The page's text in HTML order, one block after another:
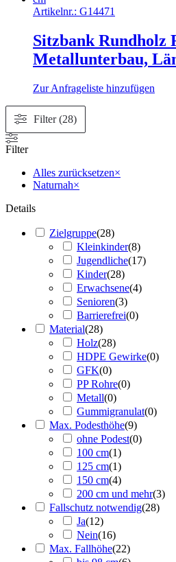
Artikelnr.: G14471
Sitzbank Rundholz
Metallunterbau,
Zur Anfrageliste hinzufügen
Filter (28)
Filter
Alles zurücksetzen×
Naturnah×
Details
Zielgruppe(28)
Kleinkinder(8)
Jugendliche(17)
Kinder(28)
Erwachsene(4)
Senioren(3)
Barrierefrei(0)
Material(28)
Holz(28)
HDPE Gewirke(0)
GFK(0)
PP Rohre(0)
Metall(0)
Gummigranulat(0)
Max. Podesthöhe(9)
ohne Podest(0)
100 cm(1)
125 cm(1)
150 cm(4)
200 cm und mehr(3)
Fallschutz notwendig(28)
Ja(12)
Nein(16)
Max. Fallhöhe(22)